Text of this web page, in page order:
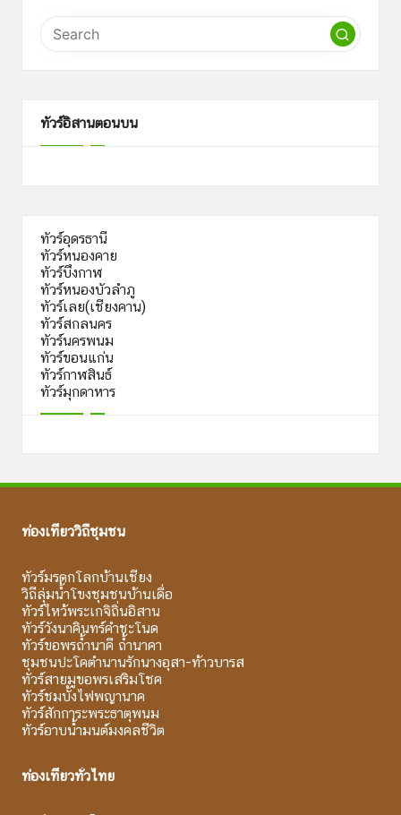
ทัวร์อิสานตอนบน
ทัวร์อุดรธานี
ทัวร์หนองคาย
ทัวร์บึงกาฬ
ทัวร์หนองบัวลำภู
ทัวร์เลย(เชียงคาน)
ทัวร์สกลนคร
ทัวร์นครพนม
ทัวร์ขอนแก่น
ทัวร์กาฬสินธ์
ทัวร์มุกดาหาร
ท่องเที่ยววิถีชุมชน
ทัวร์มรดกโลกบ้านเชียง
วิถีลุ่มน้ำโขงชุมชนบ้านเดื่อ
ทัวร์ไหว้พระเกจิถิ่นอิสาน
ทัวร์วังนาคินทร์คำชะโนด
ทัวร์ขอพรถ้ำนาคี ถ้ำนาคา
ชุมชนปะโคตำนานรักนางอุสา-ท้าวบารส
ทัวร์สายมูขอพรเสริมโชค
ทัวร์ชมบั้งไฟพญานาค
ทัวร์สักการะพระธาตุพนม
ทัวร์อาบน้ำมนต์มงคลชีวิต
ท่องเที่ยวทั่วไทย